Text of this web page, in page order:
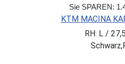
Sie SPAREN:
KTM MACINA
RH: L /